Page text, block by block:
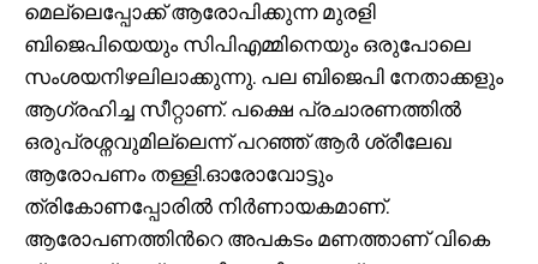
മെല്ലെപ്പോക്ക് ആരോപിക്കുന്ന മുരളി
ബിജെപിയെയും സിപിഎമ്മിനെയും ഒരുപോലെ
സംശയനിഴലിലാക്കുന്നു. പല ബിജെപി നേതാക്കളും
ആഗ്രഹിച്ച സീറ്റാണ്. പക്ഷെ പ്രചാരണത്തിൽ
ഒരുപ്രശ്നവുമില്ലെന്ന് പറഞ്ഞ് ആർ ശ്രീലേഖ
ആരോപണം തള്ളി.ഓരോവോട്ടും
ത്രികോണപ്പോരിൽ നിർണായകമാണ്.
ആരോപണത്തിൻറെ അപകടം മണത്താണ് വികെ